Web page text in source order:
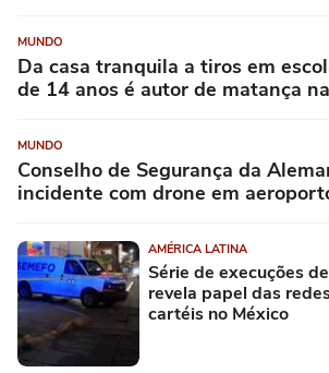
MUNDO
Da casa tranquila a tiros em
de 14 anos é autor de matança
MUNDO
Conselho de Segurança da
incidente com drone em
AMÉRICA LATINA
Série de execuções
revela papel das
cartéis no México